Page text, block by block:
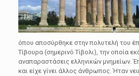
όπου αποσύρθηκε στην πολυτελή του
Τίβουρα (σημερινό Τίβολι), την οποία
αναπαραστάσεις ελληνικών μνημείων.
και είχε γίνει άλλος άνθρωπος. Ήταν